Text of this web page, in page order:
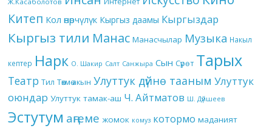
Китеп Кол өнөрчүлүк Кыргыз даамы Кыргыздар
Кыргыз тили Манас Манасчылар Музыка Накыл
кептер Нарк О. Шакир Салт Санжыра Сын Сүрөт Тарых
Театр Тил Төкмө акын Улуттук дүйнө тааным Улуттук
оюндар Улуттук тамак-аш Ч. Айтматов Ш. Дүйшеев
Эстутум аңгеме жомок комуз котормо маданият